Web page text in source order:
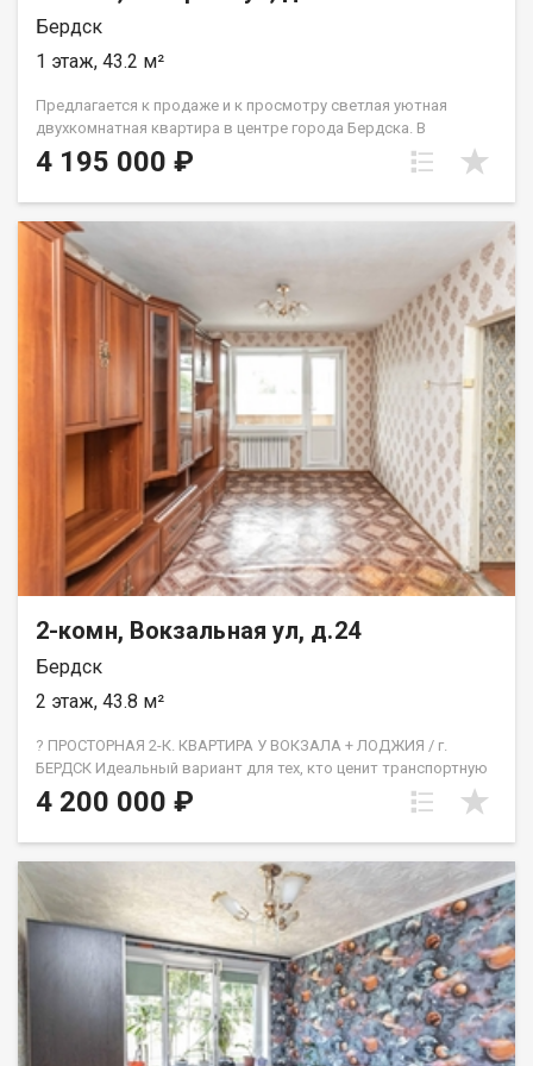
Номер в базе: 12927723
Бердск
1 этаж, 43.2 м²
Предлагается к продаже и к просмотру светлая уютная
двухкомнатная квартира в центpе города Бердска. В
квартире выполнен свежий косметический ремонт: на полу
линолеум, натяжные потолки, пластиковые окна, новые
Чугунные радиаторы отопления, зимой очень тепло. Соседи
тихие, спокойные люди. Инфраструктура: для комфортной
жизни находится рядом, школа, детские сады, супермаркеты,
остановка общественного транспорта. Помогу одобрить
заявку на ипотеку даже если нет официального дохода.
Полное юридическое и документальное сопровождение,
покупателю – Гарантийный сертификат от компании на
полную стоимость сделки. Не бойтесь брать ипотеку,
обзаведитесь своим жильем сейчас и зафиксируйте цену на
квартиру (начнет опускаться ставка по ипотеке – начнут
подниматься цены на жилье!), учтите возможность
рефинансирования ставки! Звоните – объясню детали. Код
пользователя: 105400 Номер в базе: 5286485
4 195 000 ₽
2-комн, Вокзальная ул, д.24
Бердск
2 этаж, 43.8 м²
? ПРОСТОРНАЯ 2-К. КВАРТИРА У ВОКЗАЛА + ЛОДЖИЯ / г.
БЕРДСК Идеальный вариант для тех, кто ценит транспортную
доступность и уют без лишнего хлама. Эта светлая квартира
на комфортном втором этаже полностью готова к вашему
осталась только стенка в гостиной — отличная база для
создания интерьера. Просторная лоджия с остеклением
станет вашим любимым местом для утреннего кофе, а
наличие общего тамбура всего на две квартиры обеспечивает
дополнительный уровень приватности и тишины. Детали
объекта: ? Планировка: 2 раздельные комнаты
(изолированные), просторная кухня, прихожая.
? Особенности: Остекленная лоджия (дополнительное тепло и
свет), тамбур на 2 хозяев (минимум соседей).
? Состояние: Частичный ремонт, полная готовность к
4 200 000 ₽